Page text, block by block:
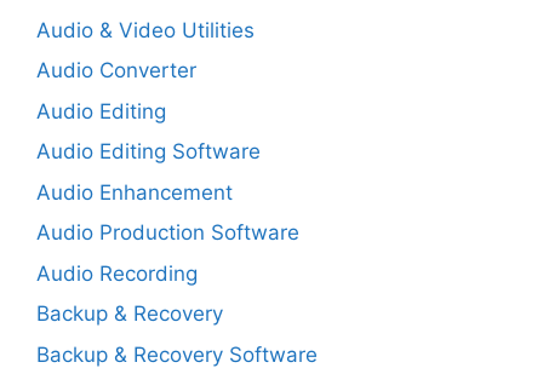
Audio & Video Utilities
Audio Converter
Audio Editing
Audio Editing Software
Audio Enhancement
Audio Production Software
Audio Recording
Backup & Recovery
Backup & Recovery Software